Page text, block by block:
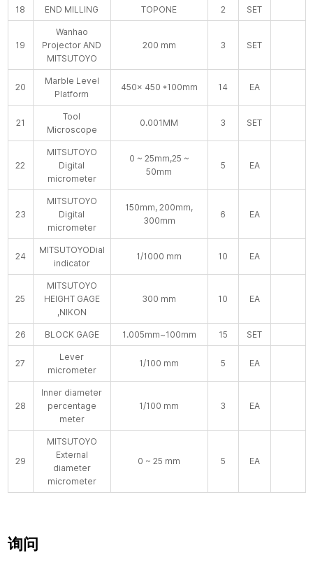
18 END MILLING TOPONE 2 SET
19
Wanhao
Projector AND
MITSUTOYO
200 mm 3 SET
20
Marble Level
Platform
450× 450 *100mm 14 EA
21
Tool
Microscope
0.001MM 3 SET
22
MITSUTOYO
Digital
micrometer
0 ~ 25mm,25 ~
50mm
5 EA
23
MITSUTOYO
Digital
micrometer
150mm, 200mm,
300mm
6 EA
24
MITSUTOYODial
indicator
1/1000 mm 10 EA
25
MITSUTOYO
HEIGHT GAGE
,NIKON
300 mm 10 EA
26 BLOCK GAGE 1.005mm~100mm 15 SET
27
Lever
micrometer
1/100 mm 5 EA
28
Inner diameter
percentage
meter
1/100 mm 3 EA
29
MITSUTOYO
External
diameter
micrometer
0 ~ 25 mm 5 EA
询问